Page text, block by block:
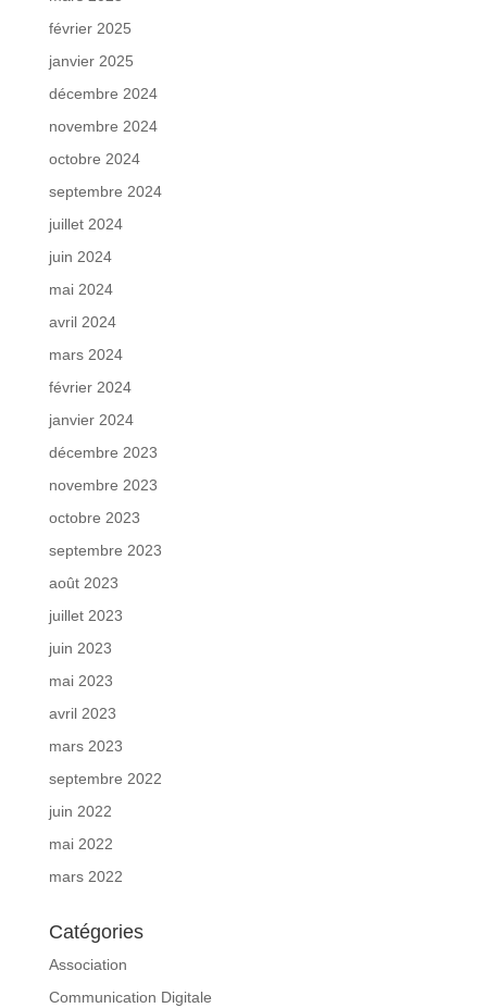
février 2025
janvier 2025
décembre 2024
novembre 2024
octobre 2024
septembre 2024
juillet 2024
juin 2024
mai 2024
avril 2024
mars 2024
février 2024
janvier 2024
décembre 2023
novembre 2023
octobre 2023
septembre 2023
août 2023
juillet 2023
juin 2023
mai 2023
avril 2023
mars 2023
septembre 2022
juin 2022
mai 2022
mars 2022
Catégories
Association
Communication Digitale